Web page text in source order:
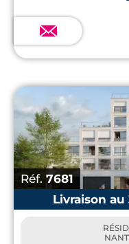
Réf. 7681
Livraison